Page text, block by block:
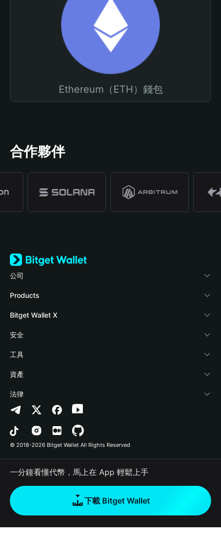
Ethereum（ETH）錢包
合作夥伴
公司
關於 Bitget Wallet
部落格
學院
加密資訊
幫助中心
‌聯繫我們
品牌資源
工作機會
Products
Crypto Card
Stablecoin Earn
Payfi Crypto
Crypto Swap API
Altcoin Season Index
Prediction Markets
DApp
RWA
如何購買加密貨幣
Bitget Wallet X
開發者文件
連接錢包
Bitget Wallet Pay
合作上架
安全
風險保障基金
安全防護技術
工具
快捷買幣
授權檢測
合約檢測
批次轉帳
資產
Arbitrum
Avalanche
Bitcoin
Polygon
法律
隱私協議
用戶使用協議
© 2018-2026 Bitget Wallet All Rights Reserved
一分鐘看懂代幣，馬上在 App 輕鬆上手
下載 Bitget Wallet